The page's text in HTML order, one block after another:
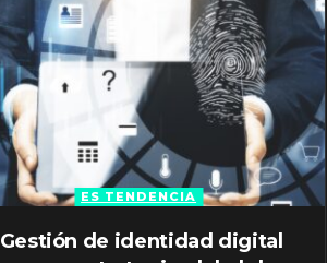
ES TENDENCIA
Gestión de identidad digital